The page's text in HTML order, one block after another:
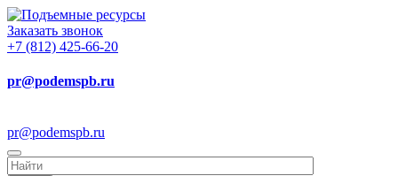
Заказать звонок
+7 (812) 425-66-20
pr@podemspb.ru
pr@podemspb.ru